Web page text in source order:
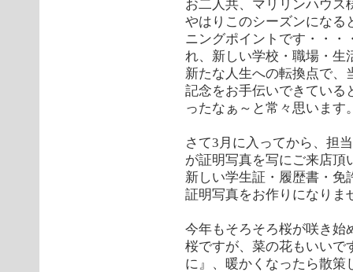
お二人共、マリリンハウス
やはりこのシーズンになる
ニングポイントです・・・
れ、新しい学校・職場・生
新たな人生への転換点で、
記念をお手伝いできている
ったなぁ～と常々思います
さて3月に入ってから、担
が証明写真を写にご来店頂
新しい学生証・履歴書・免
証明写真をお作りになりま
今年もそろそろ桜が咲き始
桜ですが、菜の花もいいで
に』、暖かくなったら散策